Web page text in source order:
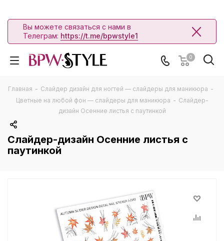
Вы можете связаться с нами в
Телеграм: https://t.me/bpwstyle1
0
Главная - Слайдер дизайн для ногтей — слайдеры для маникюра -
Цветные на любой фон — слайдеры для маникюра - Слайдер-
дизайн Осенние листья с паутинкой
Слайдер-дизайн Осенние листья с
паутинкой